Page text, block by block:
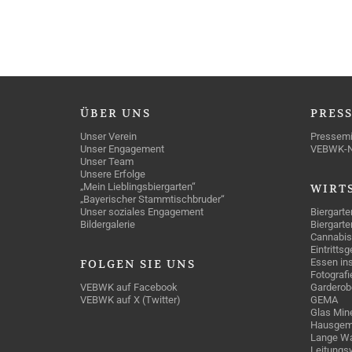
ÜBER UNS
Unser Verein
Unser Engagement
Unser Team
Unsere Erfolge
„Mein Lieblingsbiergarten“
„Bayerischer Stammtischbruder“
Unser soziales Engagement
Bildergalerie
FOLGEN SIE UNS
VEBWK auf Facebook
VEBWK auf X (Twitter)
VEBWK-
Essen
GEMA
Glas
Lange